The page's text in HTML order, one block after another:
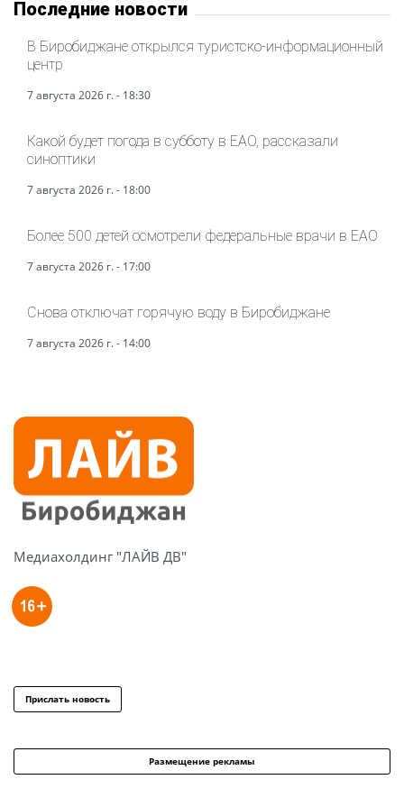
Последние новости
В Биробиджане открылся туристско-информационный
центр
7 августа 2026 г. - 18:30
Какой будет погода в субботу в ЕАО, рассказали
синоптики
7 августа 2026 г. - 18:00
Более 500 детей осмотрели федеральные врачи в ЕАО
7 августа 2026 г. - 17:00
Снова отключат горячую воду в Биробиджане
7 августа 2026 г. - 14:00
Медиахолдинг "ЛАЙВ ДВ"
Прислать новость
Размещение рекламы